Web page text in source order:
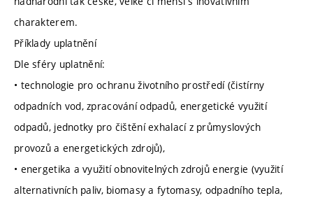
charakterem.
Příklady uplatnění
Dle sféry uplatnění:
• technologie pro ochranu životního prostředí (čistírny
odpadních vod, zpracování odpadů, energetické využití
odpadů, jednotky pro čištění exhalací z průmyslových
provozů a energetických zdrojů),
• energetika a využití obnovitelných zdrojů energie (využití
alternativních paliv, biomasy a fytomasy, odpadního tepla,